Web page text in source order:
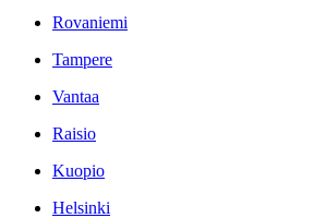
Rovaniemi
Tampere
Vantaa
Raisio
Kuopio
Helsinki